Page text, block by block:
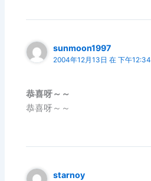
sunmoon1997
2004年12月13日 在 下午12:34
恭喜呀～～
恭喜呀～～
starnoy